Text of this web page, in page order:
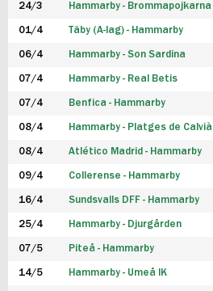
FUTSAL DAM
24/3 Hammarby - Brommapojkarna
01/4 Täby (A-lag) - Hammarby
06/4 Hammarby - Son Sardina
07/4 Hammarby - Real Betis
07/4 Benfica - Hammarby
08/4 Hammarby - Platges de Calvià
08/4 Atlético Madrid - Hammarby
09/4 Collerense - Hammarby
16/4 Sundsvalls DFF - Hammarby
25/4 Hammarby - Djurgården
07/5 Piteå - Hammarby
14/5 Hammarby - Umeå IK